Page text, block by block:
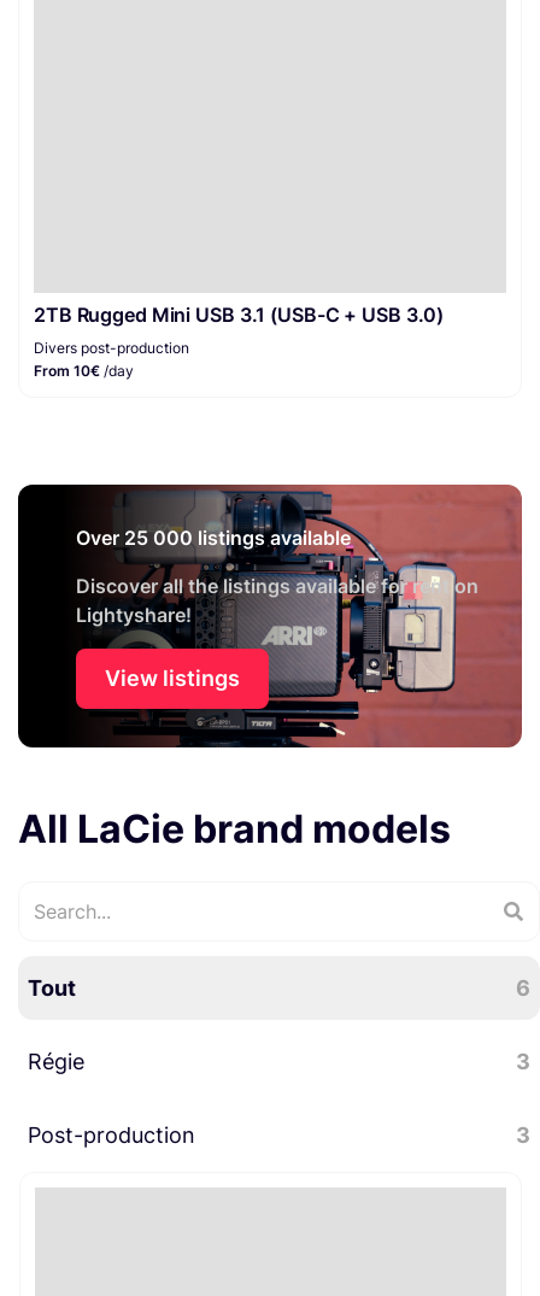
2TB Rugged Mini USB 3.1 (USB-C + USB 3.0)
Divers post-production
From 10€ /day
Over 25 000 listings available
Discover all the listings available for rent on
Lightyshare!
View listings
All LaCie brand models
Tout 6
Régie 3
Informatique 2
Post-production 3